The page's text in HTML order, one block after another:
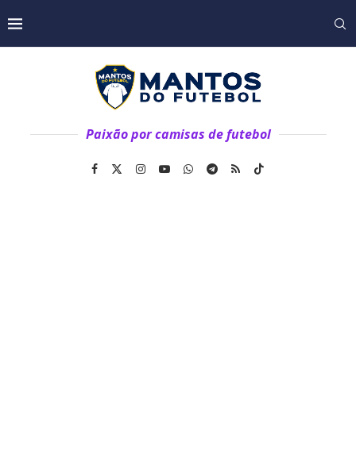
Paixão por camisas de futebol